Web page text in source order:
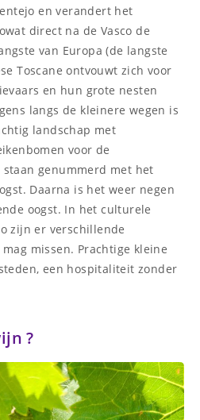
en verandert het
direct na de Vasco de
van Europa (de langste
Toscane ontvouwt zich voor
en hun grote nesten
langs de kleinere wegen is
landschap met
voor de
genummerd met het
Daarna is het weer negen
oogst. In het culturele
zijn er verschillende
missen. Prachtige kleine
een hospitaliteit zonder
?